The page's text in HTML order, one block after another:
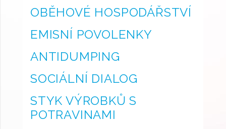
OBĚHOVÉ HOSPODÁŘSTVÍ
EMISNÍ POVOLENKY
ANTIDUMPING
SOCIÁLNÍ DIALOG
STYK VÝROBKŮ S
POTRAVINAMI